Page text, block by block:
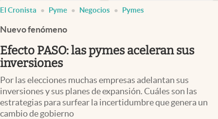
Uruguay
Finanzas y Mercados
Mercados Online
Negocios
Columnistas
Apertura
El Cronista Pyme Negocios Pymes
Nuevo fenómeno
Efecto PASO: las pymes aceleran sus
inversiones
Por las elecciones muchas empresas adelantan sus
inversiones y sus planes de expansión. Cuáles son las
estrategias para surfear la incertidumbre que genera un
cambio de gobierno